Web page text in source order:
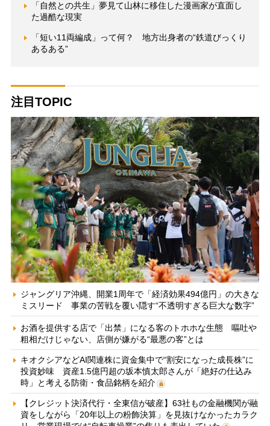
「自然との共生」夢見て山林に移住した漫画家が直面し
た過酷な現実
「短い11両編成」って何？ 地方出身者の“鉄道びっくり
あるある”
注目TOPIC
ジャングリア沖縄、開業1周年で「経済効果494億円」の大きな
ミスリード 事業の苦戦を覆い隠す“不透明すぎる巨大な数字”
お酒を提供する店で「出禁」になる客のトホホな生態 嘔吐や
粗相だけじゃない、店側が嫌がる“最悪の客”とは
キオクシアなどAI関連株に資金集中で“割安になった成長株”に
投資妙味 資産1.5億円超の坂本慎太郎さんが「絶好の仕込み
時」と考える防衛・食品銘柄を紹介
【クレジット決済代行・全東信が破産】63社もの金融機関が融
資をしながら「20年以上の粉飾決算」を見抜けなかったカラク